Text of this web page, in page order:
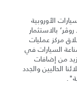
الأوروبية
بالاستثمار
مركز عمليات
السيارات في
من إضافات
الحاليين والجدد